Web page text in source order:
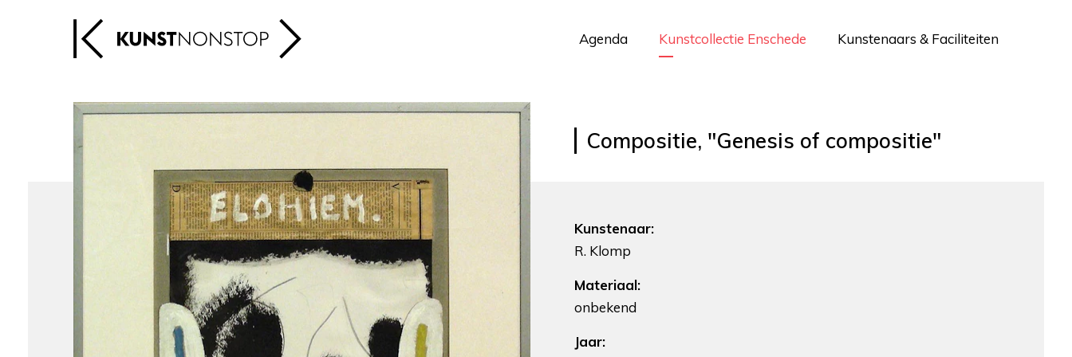
Agenda Kunstcollectie Enschede Kunstenaars & Faciliteiten
Compositie, "Genesis of compositie"
Kunstenaar:
R. Klomp
Materiaal:
onbekend
Jaar: